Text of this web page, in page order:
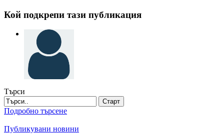
Кой подкрепи тази публикация
Търси
Старт
Подробно търсене
Публикувани новини